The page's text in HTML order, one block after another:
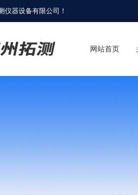
仪器设备有限公司 ！
网站首页